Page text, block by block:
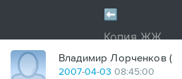
Владимир Лорченков (
2007-04-03 08:45:00